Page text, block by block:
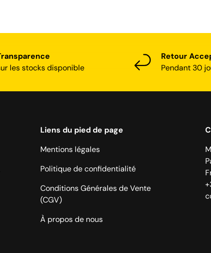
les stocks disponible
Retour
Pendant 30
Liens du pied de page
Mentions légales
Politique de confidentialité
Conditions Générales de Vente
(CGV)
À propos de nous